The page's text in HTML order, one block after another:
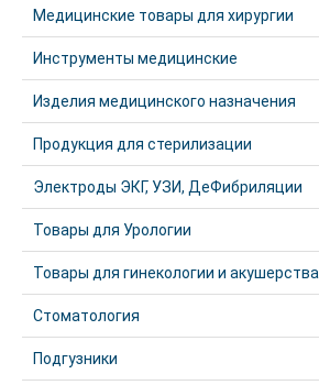
Медицинские товары для хирургии
Инструменты медицинские
Изделия медицинского назначения
Продукция для стерилизации
Электроды ЭКГ, УЗИ, ДеФибриляции
Товары для Урологии
Товары для гинекологии и акушерства
Стоматология
Подгузники